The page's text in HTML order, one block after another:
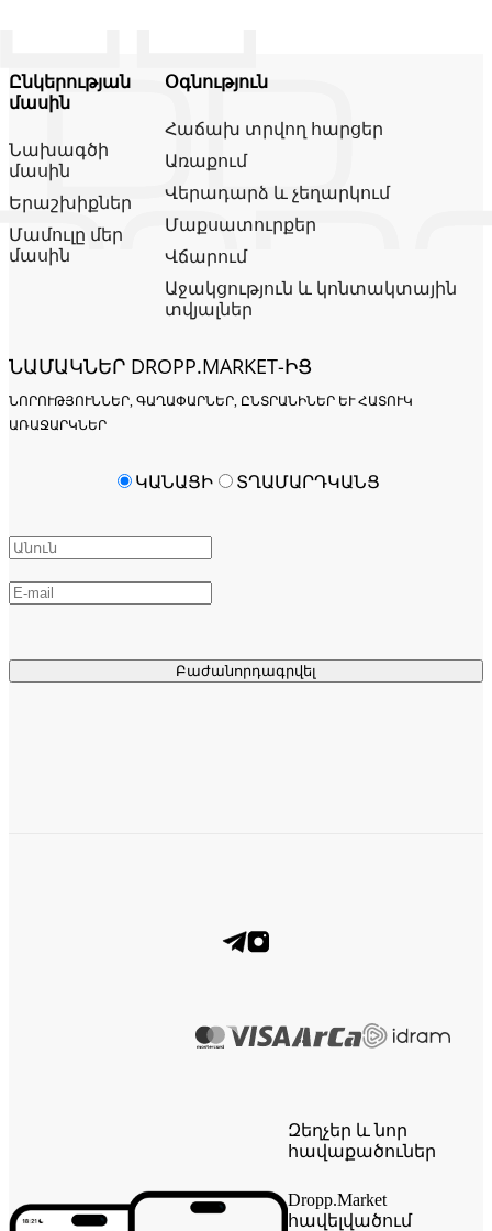
Ընկերության
մասին
Նախագծի
մասին
Երաշխիքներ
Մամուլը մեր
մասին
Օգնություն
Հաճախ տրվող հարցեր
Առաքում
Վերադարձ և չեղարկում
Մաքսատուրքեր
Վճարում
Աջակցություն և կոնտակտային
տվյալներ
ՆԱՄԱԿՆԵՐ DROPP.MARKET-ԻՑ
ՆՈՐՈՒԹՅՈՒՆՆԵՐ, ԳԱՂԱՓԱՐՆԵՐ, ԸՆՏՐԱՆԻՆԵՐ ԵՒ ՀԱՏՈՒԿ Ա
ՌԱՋԱՐԿՆԵՐ
Բաժանորդագրվել
ԿԱՆԱՑԻ ՏՂԱՄԱՐԴԿԱՆՑ
Զեղչեր և նոր
հավաքածուներ
Dropp.Market
հավելվածում